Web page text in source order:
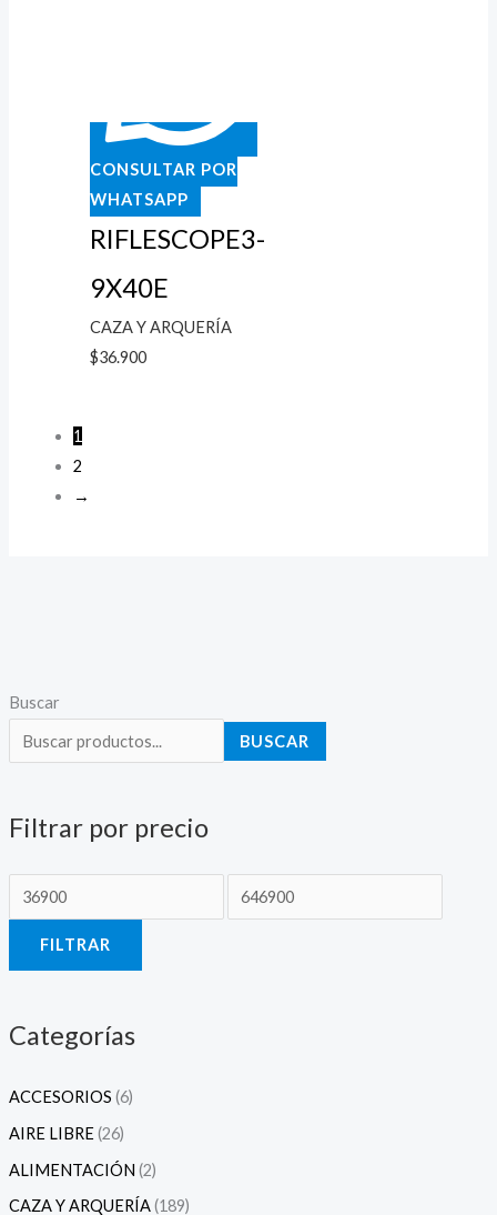
Buscar
BUSCAR
Filtrar por precio
P
e
m
e
FILTRAR
Categorías
ACCESORIOS (6)
AIRE LIBRE(26)
ALIMENTACIÓN (2)
CAZA Y ARQUERÍA(189)
CONSULTAR POR
WHATSAPP
RIFLESCOPE3-
9X40E
CAZA Y ARQUERÍA
$36.900
1
2
→